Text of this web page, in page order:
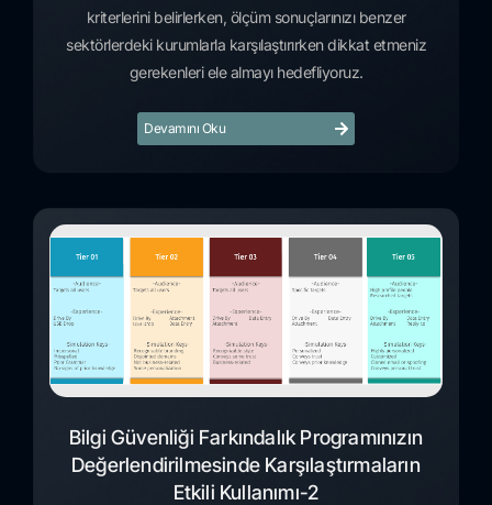
kriterlerini belirlerken, ölçüm sonuçlarınızı benzer
sektörlerdeki kurumlarla karşılaştırırken dikkat etmeniz
gerekenleri ele almayı hedefliyoruz.
Devamını Oku
Bilgi Güvenliği Farkındalık Programınızın
Değerlendirilmesinde Karşılaştırmaların
Etkili Kullanımı-2